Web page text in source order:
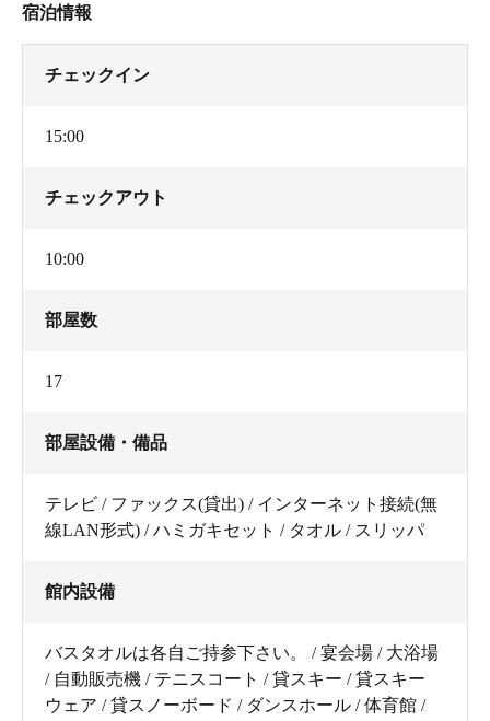
宿泊情報
チェックイン
15:00
チェックアウト
10:00
部屋数
17
部屋設備・備品
テレビ / ファックス(貸出) / インターネット接続(無
線LAN形式) / ハミガキセット / タオル / スリッパ
館内設備
バスタオルは各自ご持参下さい。 / 宴会場 / 大浴場
/ 自動販売機 / テニスコート / 貸スキー / 貸スキー
ウェア / 貸スノーボード / ダンスホール / 体育館 /